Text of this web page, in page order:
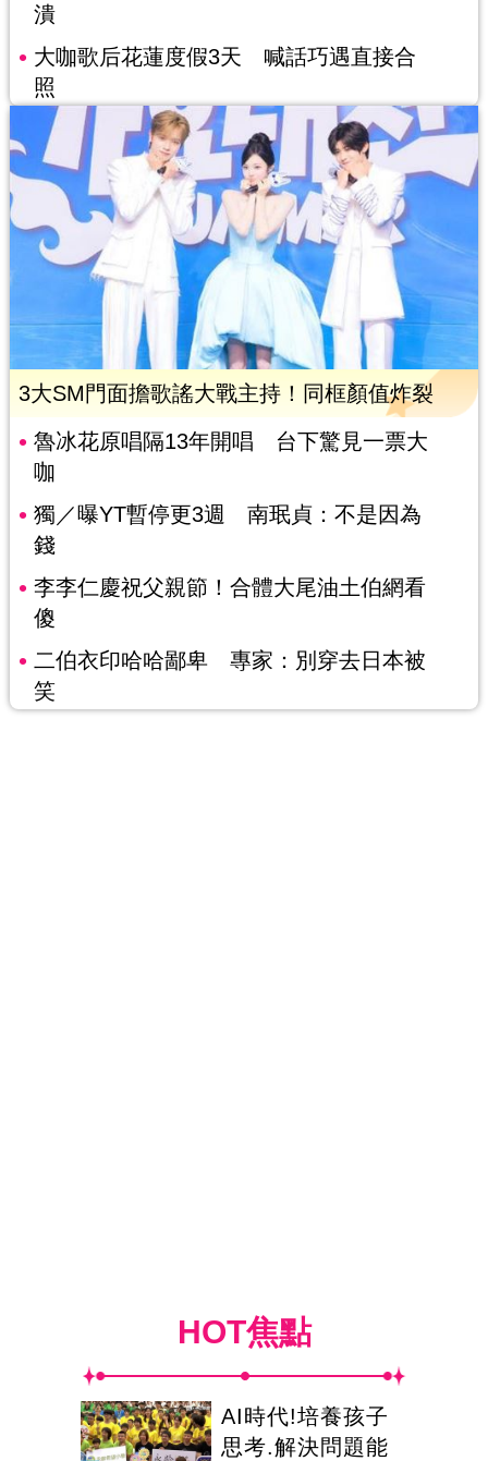
潰
大咖歌后花蓮度假3天 喊話巧遇直接合
照
3大SM門面擔歌謠大戰主持！同框顏值炸裂
魯冰花原唱隔13年開唱 台下驚見一票大
咖
獨／曝YT暫停更3週 南珉貞：不是因為
錢
李李仁慶祝父親節！合體大尾油土伯網看
傻
二伯衣印哈哈鄙卑 專家：別穿去日本被
笑
HOT焦點
AI時代!培養孩子
思考.解決問題能